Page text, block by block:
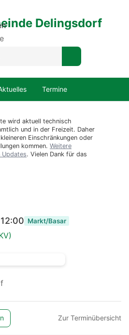
Delingsdorf
Termine
wird aktuell technisch
und in der Freizeit. Daher
Einschränkungen oder
kommen. Weitere
Updates. Vielen Dank für das
Markt/Basar
Zur Terminübersicht